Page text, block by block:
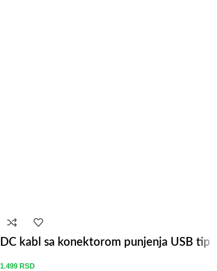
DC kabl sa konektorom punjenja USB tip
1.499 RSD